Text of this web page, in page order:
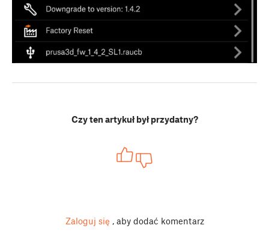
Czy ten artykuł był przydatny?
Zaloguj się , aby dodać komentarz